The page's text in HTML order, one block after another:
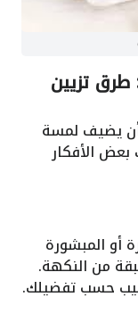
طرق تزيين
يضيف لمسة
بعض الأفكار
أو المبشورة
من النكهة.
حسب تفضيلك.